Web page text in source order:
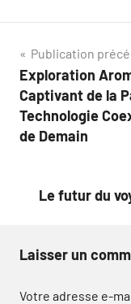
Navigation
de
l’article
Publication
Exploration
Captivant de la
Technologie
de Demain
Le futur du
Laisser un
Votre adresse e-